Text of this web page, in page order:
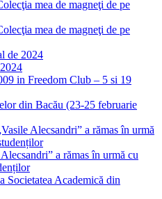
mea de magneţi de pe
mea de magneţi de pe
de 2024
in Freedom Club – 5 si 19
din Bacău (23-25 februarie
Alecsandri” a rămas în urmă
a rămas în urmă cu
Societatea Academică din